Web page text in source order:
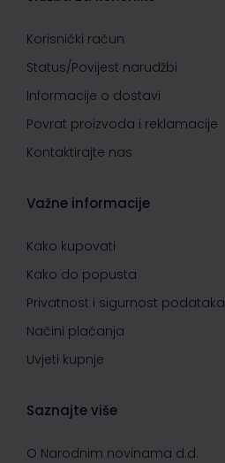
Korisnički račun
Status/Povijest narudžbi
Informacije o dostavi
Povrat proizvoda i reklamacije
Kontaktirajte nas
Važne informacije
Kako kupovati
Kako do popusta
Privatnost i sigurnost podataka
Načini plaćanja
Uvjeti kupnje
Saznajte više
O Narodnim novinama d.d.